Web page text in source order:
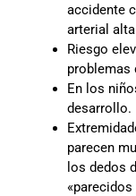
accidente
arterial
Riesgo
problemas
En los
desarrollo.
parecen
los dedos
«parecidos